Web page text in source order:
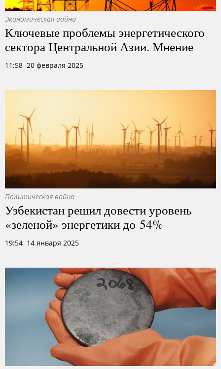
Экономическая война
Ключевые проблемы энергетического
сектора Центральной Азии. Мнение
11:58 20 февраля 2025
Политическая война
Узбекистан решил довести уровень
«зеленой» энергетики до 54%
19:54 14 января 2025